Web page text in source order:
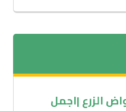
الزرع |اجمل